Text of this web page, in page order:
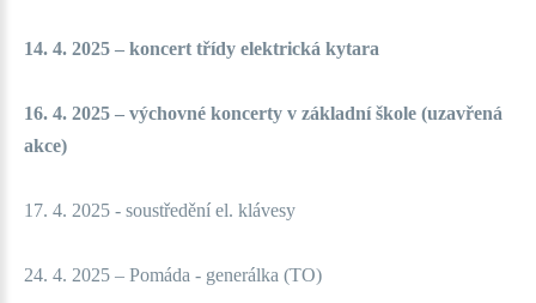
14. 4. 2025 – koncert třídy elektrická kytara
16. 4. 2025 – výchovné koncerty v základní škole (uzavřená
akce)
17. 4. 2025 - soustředění el. klávesy
24. 4. 2025 – Pomáda - generálka (TO)